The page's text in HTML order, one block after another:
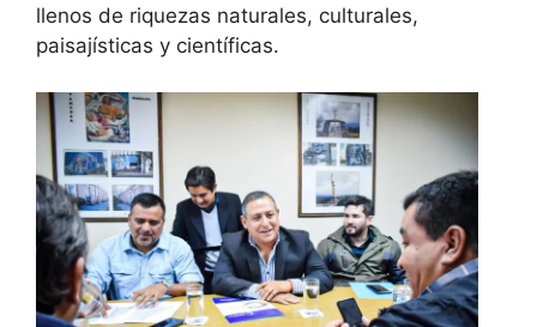
llenos de riquezas naturales, culturales,
paisajísticas y científicas.